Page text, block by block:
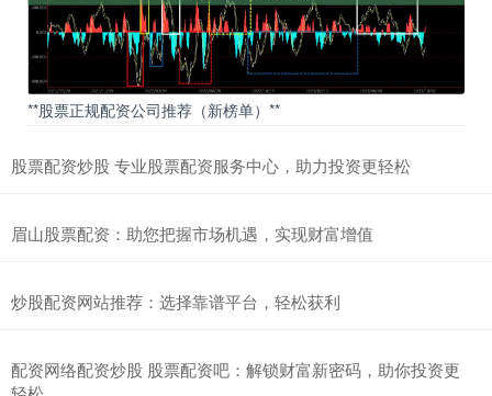
**股票正规配资公司推荐（新榜单）**
股票配资炒股 专业股票配资服务中心，助力投资更轻松
眉山股票配资：助您把握市场机遇，实现财富增值
炒股配资网站推荐：选择靠谱平台，轻松获利
配资网络配资炒股 股票配资吧：解锁财富新密码，助你投资更